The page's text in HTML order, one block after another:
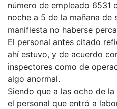
número de empleado 6531
noche a 5 de la mañana de
manifiesta no haberse
El personal antes citado
ahí estuvo, y de acuerdo
inspectores como de
algo anormal.
Siendo que a las ocho de
el personal que entró a